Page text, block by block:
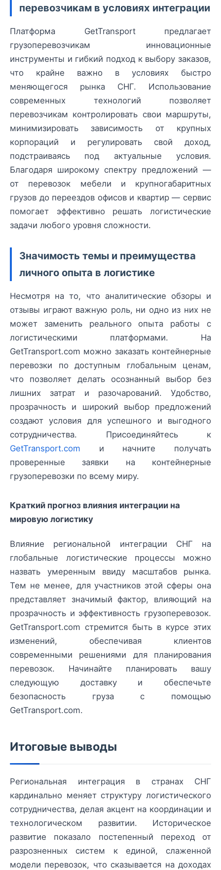
перевозчикам в условиях интеграции
Платформа GetTransport предлагает
грузоперевозчикам инновационные
инструменты и гибкий подход к выбору заказов,
что крайне важно в условиях быстро
меняющегося рынка СНГ. Использование
современных технологий позволяет
перевозчикам контролировать свои маршруты,
минимизировать зависимость от крупных
корпораций и регулировать свой доход,
подстраиваясь под актуальные условия.
Благодаря широкому спектру предложений —
от перевозок мебели и крупногабаритных
грузов до переездов офисов и квартир — сервис
помогает эффективно решать логистические
задачи любого уровня сложности.
Значимость темы и преимущества
личного опыта в логистике
Несмотря на то, что аналитические обзоры и
отзывы играют важную роль, ни одно из них не
может заменить реального опыта работы с
логистическими платформами. На
GetTransport.com можно заказать контейнерные
перевозки по доступным глобальным ценам,
что позволяет делать осознанный выбор без
лишних затрат и разочарований. Удобство,
прозрачность и широкий выбор предложений
создают условия для успешного и выгодного
сотрудничества. Присоединяйтесь к
GetTransport.com и начните получать
проверенные заявки на контейнерные
грузоперевозки по всему миру.
Краткий прогноз влияния интеграции на
мировую логистику
Влияние региональной интеграции СНГ на
глобальные логистические процессы можно
назвать умеренным ввиду масштабов рынка.
Тем не менее, для участников этой сферы она
представляет значимый фактор, влияющий на
прозрачность и эффективность грузоперевозок.
GetTransport.com стремится быть в курсе этих
изменений, обеспечивая клиентов
современными решениями для планирования
перевозок. Начинайте планировать вашу
следующую доставку и обеспечьте
безопасность груза с помощью
GetTransport.com.
Итоговые выводы
Региональная интеграция в странах СНГ
кардинально меняет структуру логистического
сотрудничества, делая акцент на координации и
технологическом развитии. Историческое
развитие показало постепенный переход от
разрозненных систем к единой, слаженной
модели перевозок, что сказывается на доходах